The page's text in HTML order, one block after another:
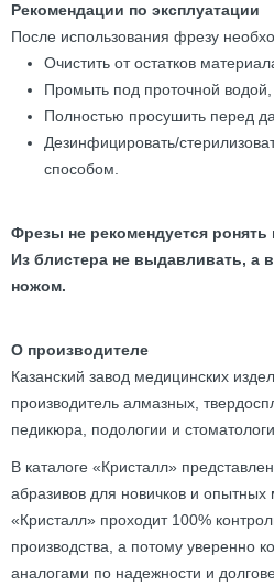
Рекомендации по эксплуатации
После использования фрезу
Очистить от остатков
Промыть под проточной водой,
Полностью просушить перед
Дезинфицировать/
способом.
Фрезы не рекомендуется
Из блистера не выдавливать, а
ножом.
О производителе
Казанский завод медицинских
производитель алмазных,
педикюра, подологии и
В каталоге «Кристалл»
абразивов для новичков и
«Кристалл» проходит 100%
производства, а потому уверенно
аналогами по надежности и